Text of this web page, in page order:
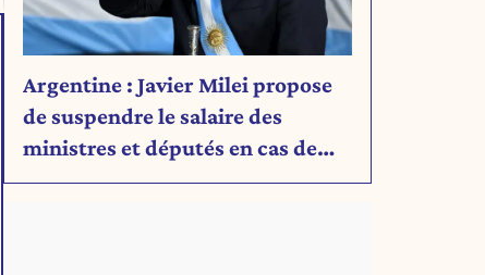
Argentine : Javier Milei propose
de suspendre le salaire des
ministres et députés en cas de
déficit budgétaire